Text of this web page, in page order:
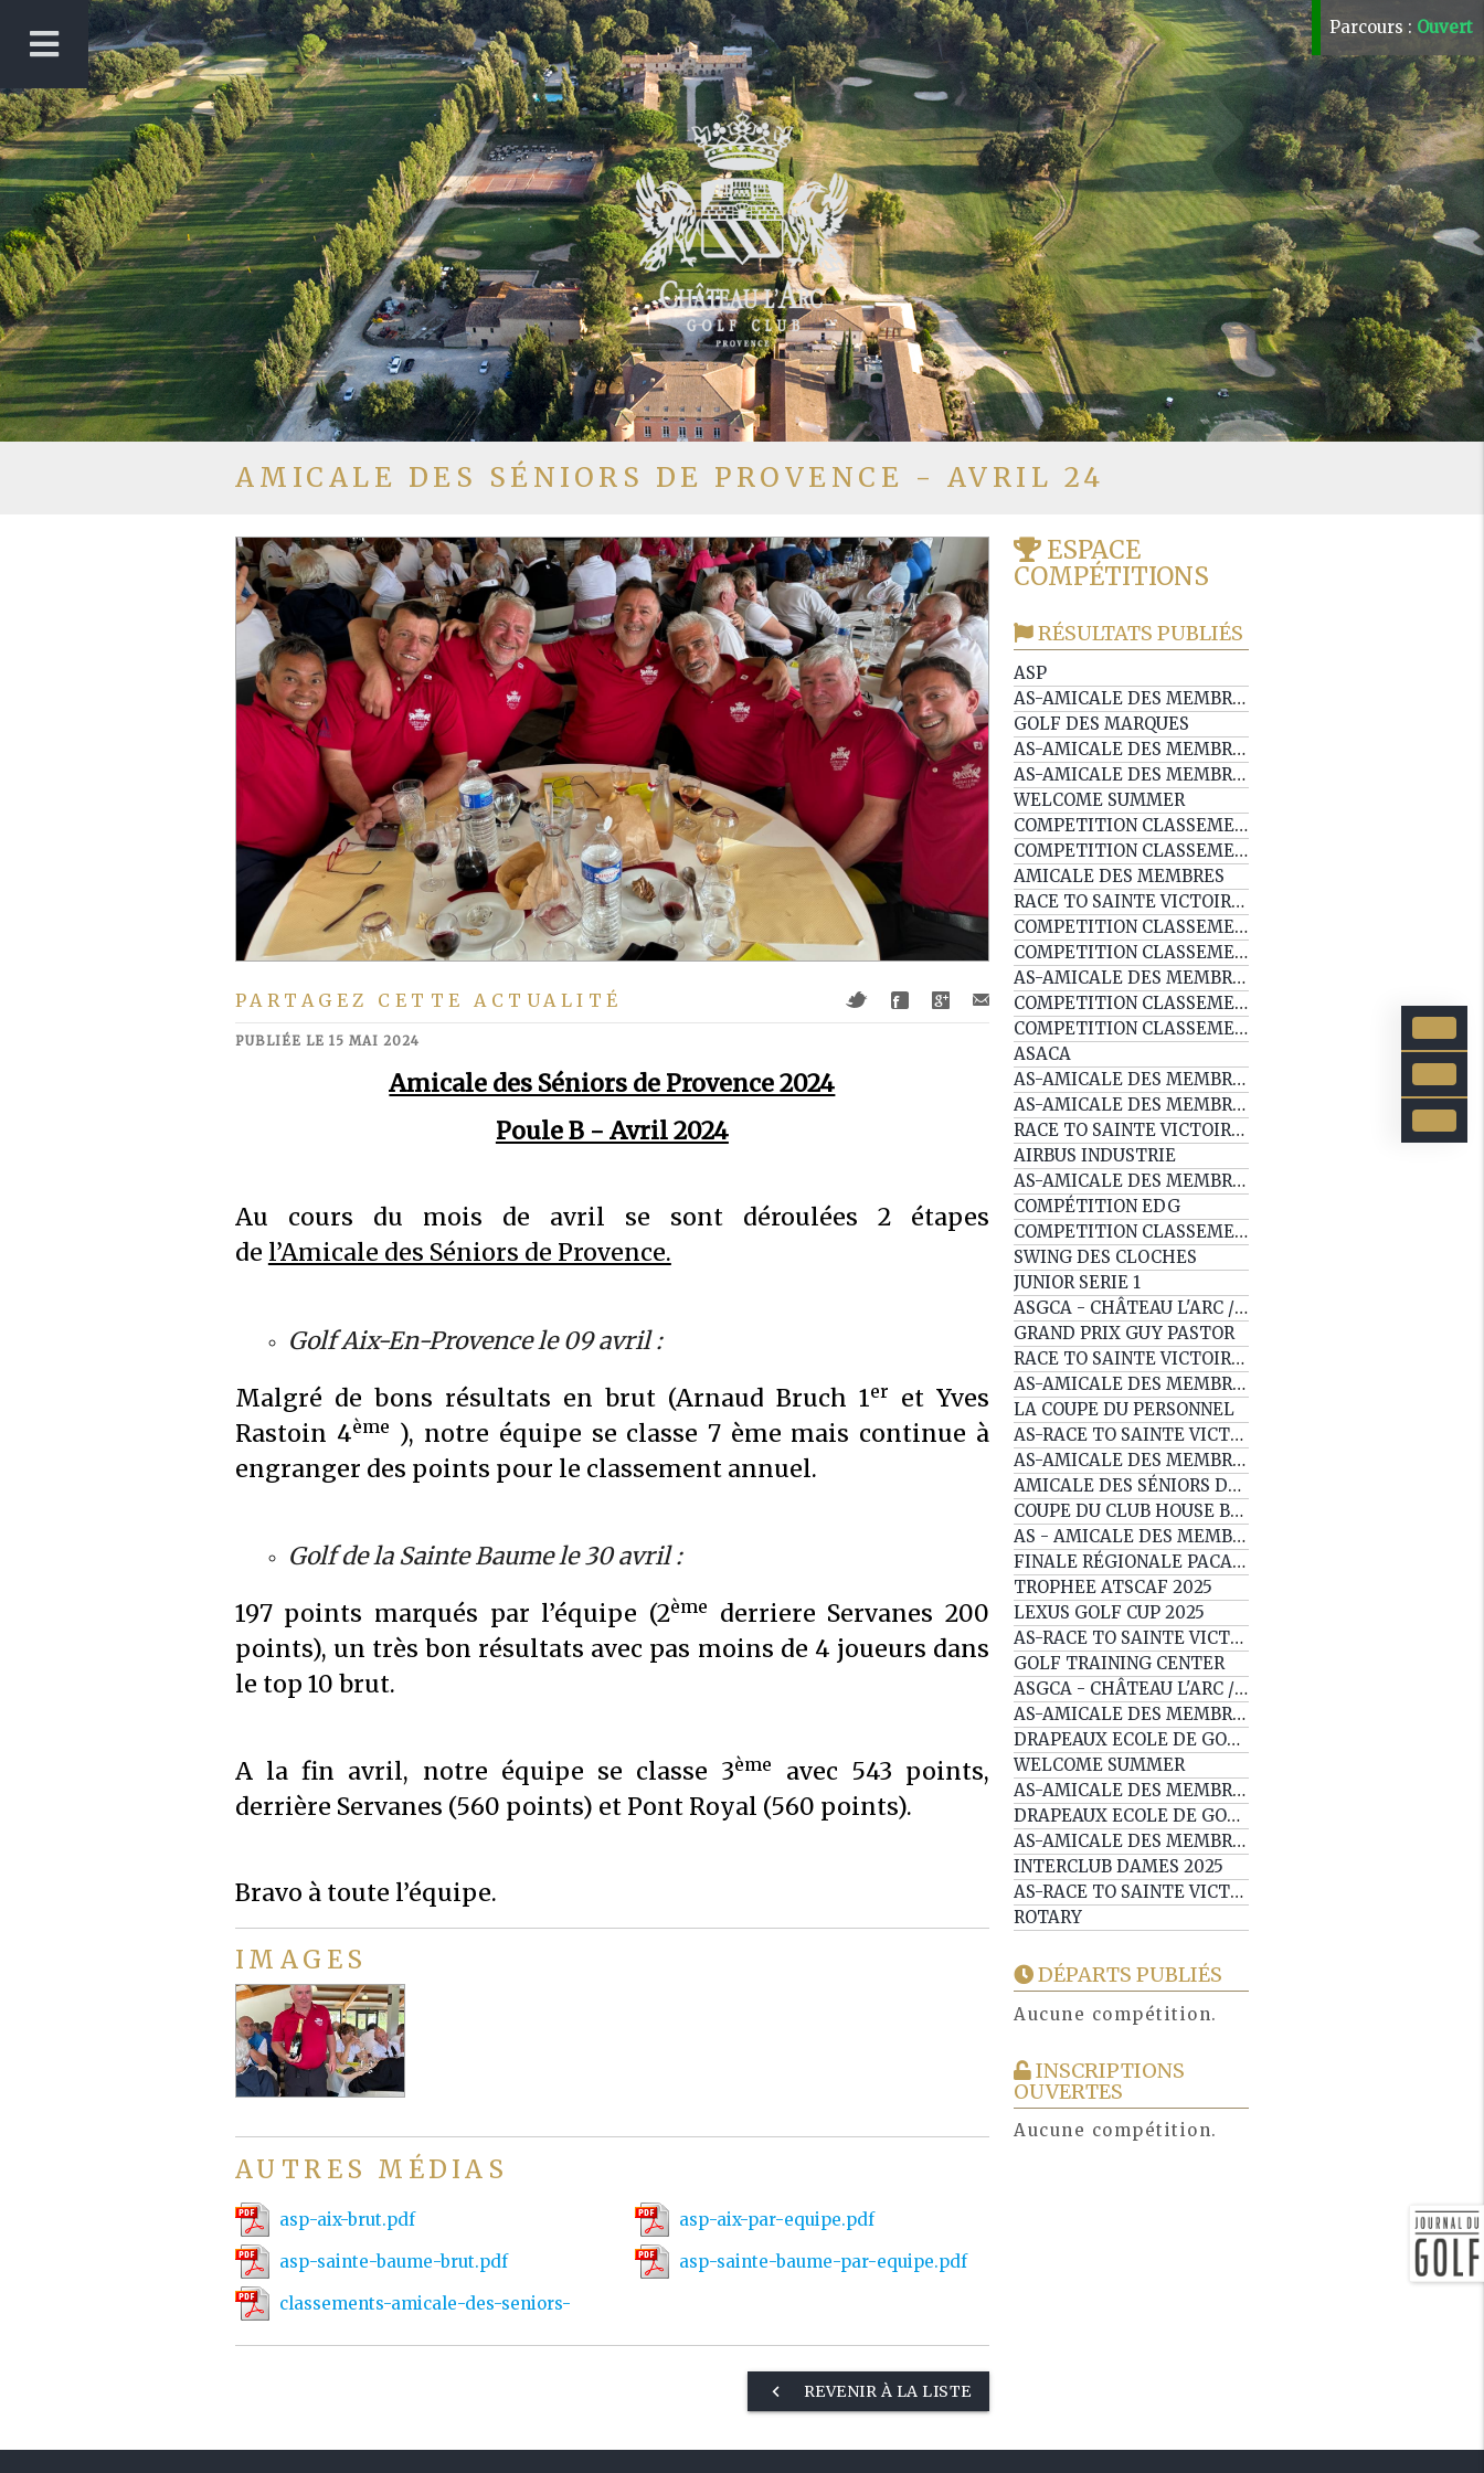
Parcours : Ouvert
AMICALE DES SÉNIORS DE PROVENCE - AVRIL 24
PARTAGEZ CETTE ACTUALITÉ
PUBLIÉE LE 15 MAI 2024
Amicale des Séniors de Provence 2024
Poule B - Avril 2024
Au cours du mois de avril se sont déroulées 2 étapes
de l’Amicale des Séniors de Provence.
Golf Aix-En-Provence le 09 avril :
Malgré de bons résultats en brut (Arnaud Bruch 1er
et Yves
Rastoin 4ème ), notre équipe se classe 7 ème mais continue à
engranger des points pour le classement annuel.
Golf de la Sainte Baume le 30 avril :
197 points marqués par l’équipe (2ème
derriere Servanes 200
points), un très bon résultats avec pas moins de 4 joueurs dans
le top 10 brut.
A la fin avril, notre équipe se classe 3ème
avec 543 points,
derrière Servanes (560 points) et Pont Royal (560 points).
Bravo à toute l’équipe.
IMAGES
AUTRES MÉDIAS
asp-aix-brut.pdf
asp-aix-par-equipe.pdf
asp-sainte-baume-brut.pdf
asp-sainte-baume-par-equipe.pdf
classements-amicale-des-seniors-
keyboard_arrow_left REVENIR À LA LISTE
ESPACE
COMPÉTITIONS
RÉSULTATS PUBLIÉS
ASP
AS-AMICALE DES MEMBRES 18T
GOLF DES MARQUES
AS-AMICALE DES MEMBRES 18T
AS-AMICALE DES MEMBRES 9T
WELCOME SUMMER
COMPETITION CLASSEMENT EDG
COMPETITION CLASSEMENT EDG
AMICALE DES MEMBRES
RACE TO SAINTE VICTOIRE EP3
COMPETITION CLASSEMENT EDG
COMPETITION CLASSEMENT EDG
AS-AMICALE DES MEMBRES
COMPETITION CLASSEMENT EDG
COMPETITION CLASSEMENT EDG
ASACA
AS-AMICALE DES MEMBRES (COPY)
AS-AMICALE DES MEMBRES
RACE TO SAINTE VICTOIRE EP2
AIRBUS INDUSTRIE
AS-AMICALE DES MEMBRES
COMPÉTITION EDG
COMPETITION CLASSEMENT EDG
SWING DES CLOCHES
JUNIOR SERIE 1
ASGCA - CHÂTEAU L'ARC / BARBAROUX
GRAND PRIX GUY PASTOR
RACE TO SAINTE VICTOIRE EP1
AS-AMICALE DES MEMBRES
LA COUPE DU PERSONNEL
AS-RACE TO SAINTE VICTOIRE EP7
AS-AMICALE DES MEMBRES
AMICALE DES SÉNIORS DE PROVENCE
COUPE DU CLUB HOUSE BY BEAU DOMAINE
AS - AMICALE DES MEMBRES
FINALE RÉGIONALE PACA SOMABAY WORLD CUP
TROPHEE ATSCAF 2025
LEXUS GOLF CUP 2025
AS-RACE TO SAINTE VICTOIRE EP6
GOLF TRAINING CENTER
ASGCA - CHÂTEAU L'ARC / ESTEREL
AS-AMICALE DES MEMBRES
DRAPEAUX ECOLE DE GOLF
WELCOME SUMMER
AS-AMICALE DES MEMBRES
DRAPEAUX ECOLE DE GOLF
AS-AMICALE DES MEMBRES
INTERCLUB DAMES 2025
AS-RACE TO SAINTE VICTOIRE EP5 / SWC
ROTARY
DÉPARTS PUBLIÉS
Aucune compétition.
INSCRIPTIONS
OUVERTES
Aucune compétition.